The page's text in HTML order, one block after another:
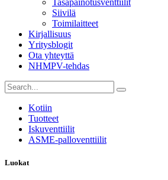
Tasapainotusventtiilit
Siivilä
Toimilaitteet
Kirjallisuus
Yritysblogit
Ota yhteyttä
NHMPV-tehdas
Kotiin
Tuotteet
Iskuventtiilit
ASME-palloventtiilit
Luokat